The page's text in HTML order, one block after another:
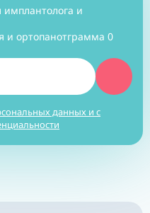
имплантолога и
и ортопанотграмма 0
данных и с